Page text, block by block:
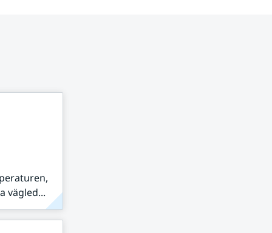
vägled...